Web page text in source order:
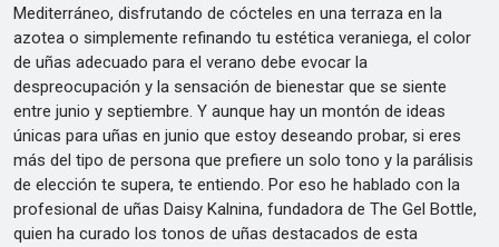
Mediterráneo, disfrutando de cócteles en una terraza en la
azotea o simplemente refinando tu estética veraniega, el color
de uñas adecuado para el verano debe evocar la
despreocupación y la sensación de bienestar que se siente
entre junio y septiembre. Y aunque hay un montón de ideas
únicas para uñas en junio que estoy deseando probar, si eres
más del tipo de persona que prefiere un solo tono y la parálisis
de elección te supera, te entiendo. Por eso he hablado con la
profesional de uñas Daisy Kalnina, fundadora de The Gel Bottle,
quien ha curado los tonos de uñas destacados de esta